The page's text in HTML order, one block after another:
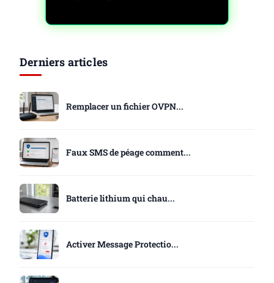
Derniers articles
Remplacer un fichier OVPN...
Faux SMS de péage comment...
Batterie lithium qui chau...
Activer Message Protectio...